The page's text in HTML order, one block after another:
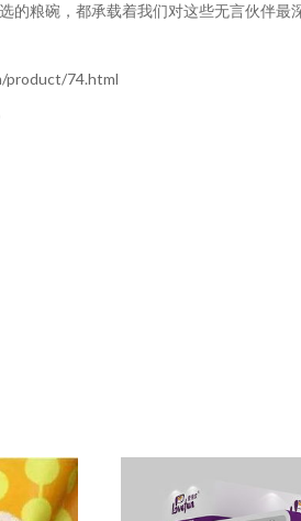
粮碗，都承载着我们对这些无言伙伴最
product/74.html